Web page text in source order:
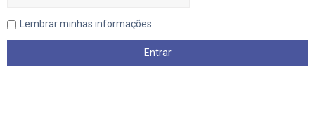
Lembrar minhas informações